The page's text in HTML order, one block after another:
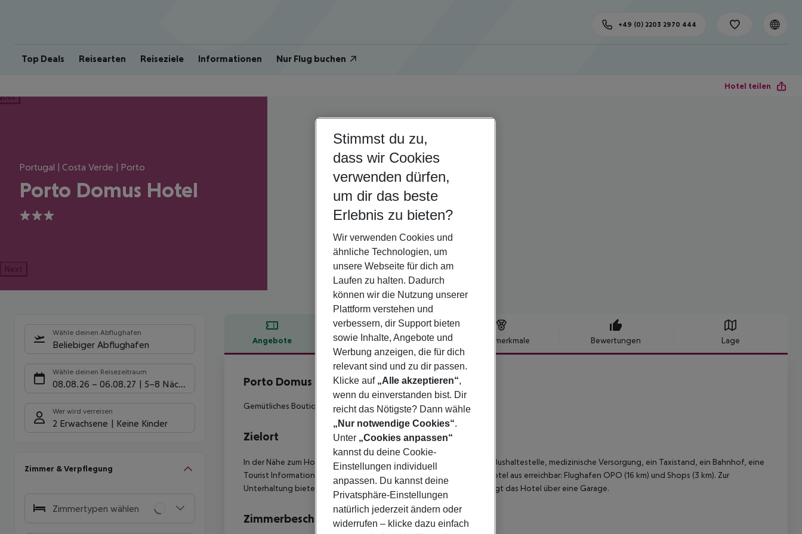
Top Deals Reisearten Reiseziele Informationen Nur Flug buchen
+49 (0) 2203 2970 444
Hotel teilen
Portugal | Costa Verde | Porto
Porto Domus Hotel
3
Next
Wähle deinen Abflughafen
Beliebiger Abflughafen
Wähle deinen Reisezeitraum
08.08.26 – 06.08.27 5-8 Nächte
Wer wird verreisen
2 Erwachsene Keine Kinder
Zimmer & Verpflegung
Zimmertypen wählen
Angebote Hotelbeschreibung Hotelmerkmale Bewertungen Lage
Hotelbeschreibung
Porto Domus Hotel
3
Gemütliches Boutiquehotel in zentraler Lage.
Zielort
In der Nähe zum Hotel befinden sich die U-Bahn, Supermärkte, eine Bushaltestelle, medizinische Versorgung, ein Taxistand, ein Bahnhof, eine
Tourist Information, das Stadtzentrum und Bars/Restaurants. Vom Hotel aus erreichbar: Flughafen OPO (16 km) und Shops (3 km). Zur
Unterhaltung bietet das Hotel: eine TV Lounge. Für Fahrzeuge verfügt das Hotel über eine Garage.
Zimmerbeschreibung
Stimmst du zu,
dass wir Cookies
verwenden dürfen,
um dir das beste
Erlebnis zu bieten?
Wir verwenden Cookies und
ähnliche Technologien, um
unsere Webseite für dich am
Laufen zu halten. Dadurch
können wir die Nutzung unserer
Plattform verstehen und
verbessern, dir Support bieten
sowie Inhalte, Angebote und
Werbung anzeigen, die für dich
relevant sind und zu dir passen.
Klicke auf „Alle akzeptieren“,
wenn du einverstanden bist. Dir
reicht das Nötigste? Dann wähle
„Nur notwendige Cookies“.
Unter „Cookies anpassen“
kannst du deine Cookie-
Einstellungen individuell
anpassen. Du kannst deine
Privatsphäre-Einstellungen
natürlich jederzeit ändern oder
widerrufen – klicke dazu einfach